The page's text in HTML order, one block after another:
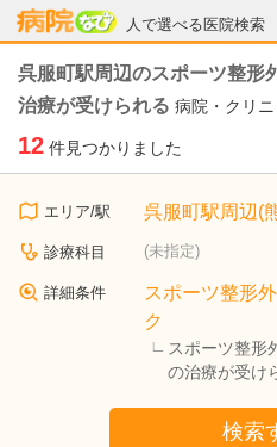
人で選べる医院検索
病院なび
呉服町駅周辺のスポーツ整形
治療が受けられる 病院・クリニ
12 件見つかりました
エリア/駅 呉服町駅周辺(
診療科目 (未指定)
詳細条件
スポーツ整形
ク
スポーツ整形
の治療が受け
検索